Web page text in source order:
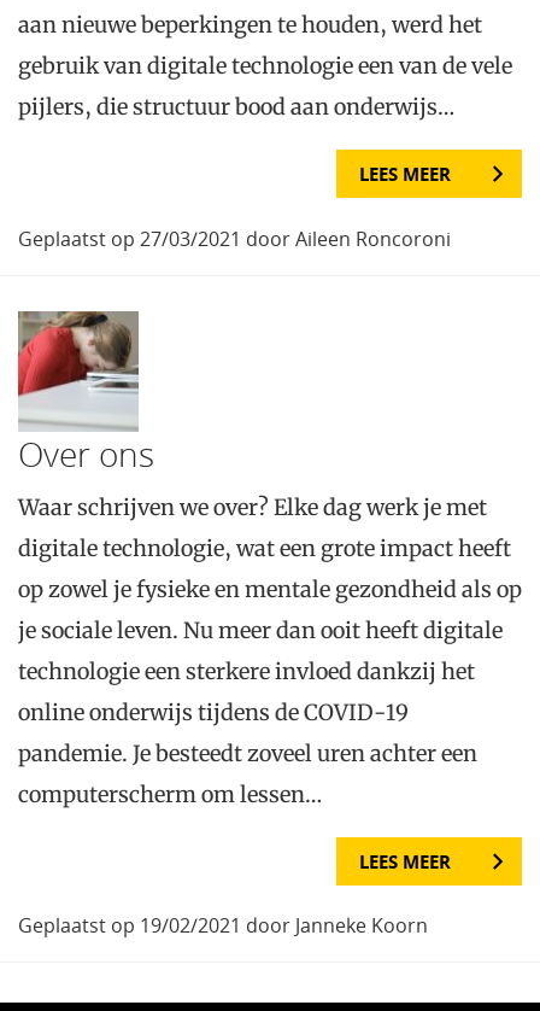
aan nieuwe beperkingen te houden, werd het
gebruik van digitale technologie een van de vele
pijlers, die structuur bood aan onderwijs…
LEES MEER
Geplaatst op 27/03/2021 door Aileen Roncoroni
Over ons
Waar schrijven we over? Elke dag werk je met
digitale technologie, wat een grote impact heeft
op zowel je fysieke en mentale gezondheid als op
je sociale leven. Nu meer dan ooit heeft digitale
technologie een sterkere invloed dankzij het
online onderwijs tijdens de COVID-19
pandemie. Je besteedt zoveel uren achter een
computerscherm om lessen…
LEES MEER
Geplaatst op 19/02/2021 door Janneke Koorn